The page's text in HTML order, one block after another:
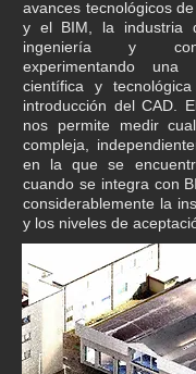
avances tecnológicos de
y el BIM, la industria
ingeniería y
experimentando una
científica y
introducción del CAD.
nos permite medir
compleja,
en la que se
cuando se integra con
considerablemente la
y los niveles de